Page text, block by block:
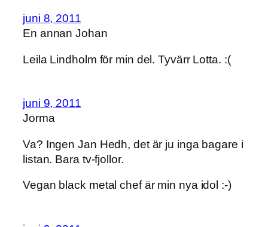
juni 8, 2011
En annan Johan
Leila Lindholm för min del. Tyvärr Lotta. :(
juni 9, 2011
Jorma
Va? Ingen Jan Hedh, det är ju inga bagare i
listan. Bara tv-fjollor.
Vegan black metal chef är min nya idol :-)